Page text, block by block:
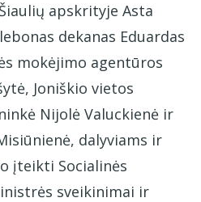
apskrityje Asta
dekanas Eduardas
mokėjimo agentūros
Joniškio vietos
Nijolė Valuckienė ir
dalyviams ir
įteikti Socialinės
sveikinimai ir